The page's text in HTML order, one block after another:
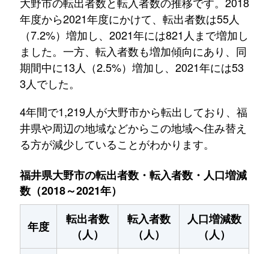
年度から2021年度にかけて、転出者数は55人
（7.2%）増加し、2021年には821人まで増加し
ました。一方、転入者数も増加傾向にあり、同
期間中に13人（2.5%）増加し、2021年には53
3人でした。
4年間で1,219人が大野市から転出しており、福
井県や周辺の地域などからこの地域へ住み替え
る方が減少していることがわかります。
福井県大野市の転出者数・転入者数・人口増減
数（2018～2021年）
年度
転出者数
（人）
転入者数
（人）
人口増減数
（人）